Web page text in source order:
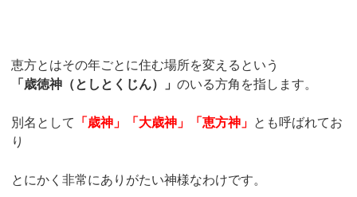
恵方とはその年ごとに住む場所を変えるという
「歳徳神（としとくじん）」のいる方角を指します。
別名として 「歳神」「大歳神」 「恵方神」 とも呼ばれてお
り
とにかく非常にありがたい神様なわけです。